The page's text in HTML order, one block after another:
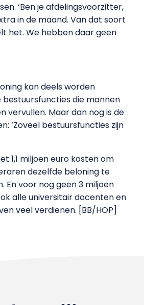
‘Ben je afdelingsvoorzitter,
in de maand. Van dat soort
het. We hebben daar geen
kan deels worden
die mannen
vervullen. Maar dan nog is de
‘Zoveel bestuursfuncties zijn
1,1 miljoen euro kosten om
dezelfde beloning te
En voor nog geen 3 miljoen
alle universitair docenten en
veel verdienen. [BB/HOP]